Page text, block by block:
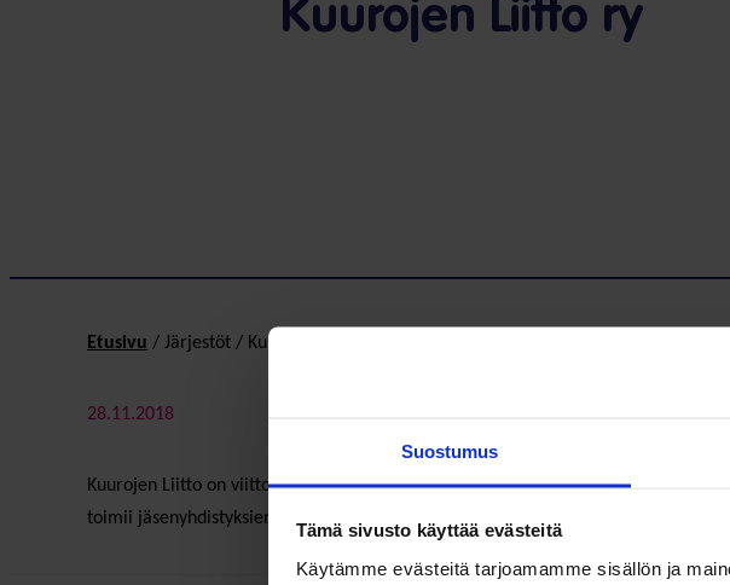
Suostumus
Tämä sivusto käyttää evästeitä
Käytämme evästeitä tarjoamamme sisällön ja
Kuurojen Liitto ry
Etusivu / Järjestöt / Kuurojen Liitto ry
28.11.2018
Kuurojen Liitto on viittomakielisten kuurojen etu-, asiantuntija- ja
toimii jäsenyhdistyksiensä kattojärjestönä.